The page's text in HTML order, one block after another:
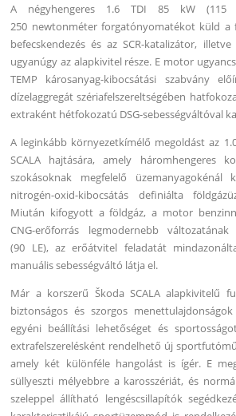
A négyhengeres 1.6 TDI 85 kW (115
250 newtonméter forgatónyomatékot küld a
befecskendezés és az SCR-katalizátor,
ugyanúgy az alapkivitel része. E motor
TEMP károsanyag-kibocsátási szabvány
dízelaggregát szériafelszereltségében
extraként hétfokozatú DSG-sebességváltóval
A leginkább környezetkímélő megoldást az
SCALA hajtására, amely háromhengeres
szokásoknak megfelelő üzemanyagokénál
nitrogén-oxid-kibocsátás definiálta
Miután kifogyott a földgáz, a motor
CNG-erőforrás legmodernebb
(90 LE), az erőátvitel feladatát
manuális sebességváltó látja el.
Már a korszerű Škoda SCALA alapkivitelű
biztonságos és szorgos
egyéni beállítási lehetőséget és
extrafelszerelésként rendelhető új
amely két különféle hangolást is ígér. E
süllyeszti mélyebbre a karosszériát, és
szeleppel állítható lengéscsillapítók